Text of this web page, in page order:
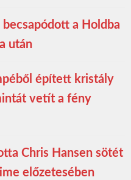
a Holdba
után
épített kristály
vetít a fény
Chris Hansen sötét
előzetesében